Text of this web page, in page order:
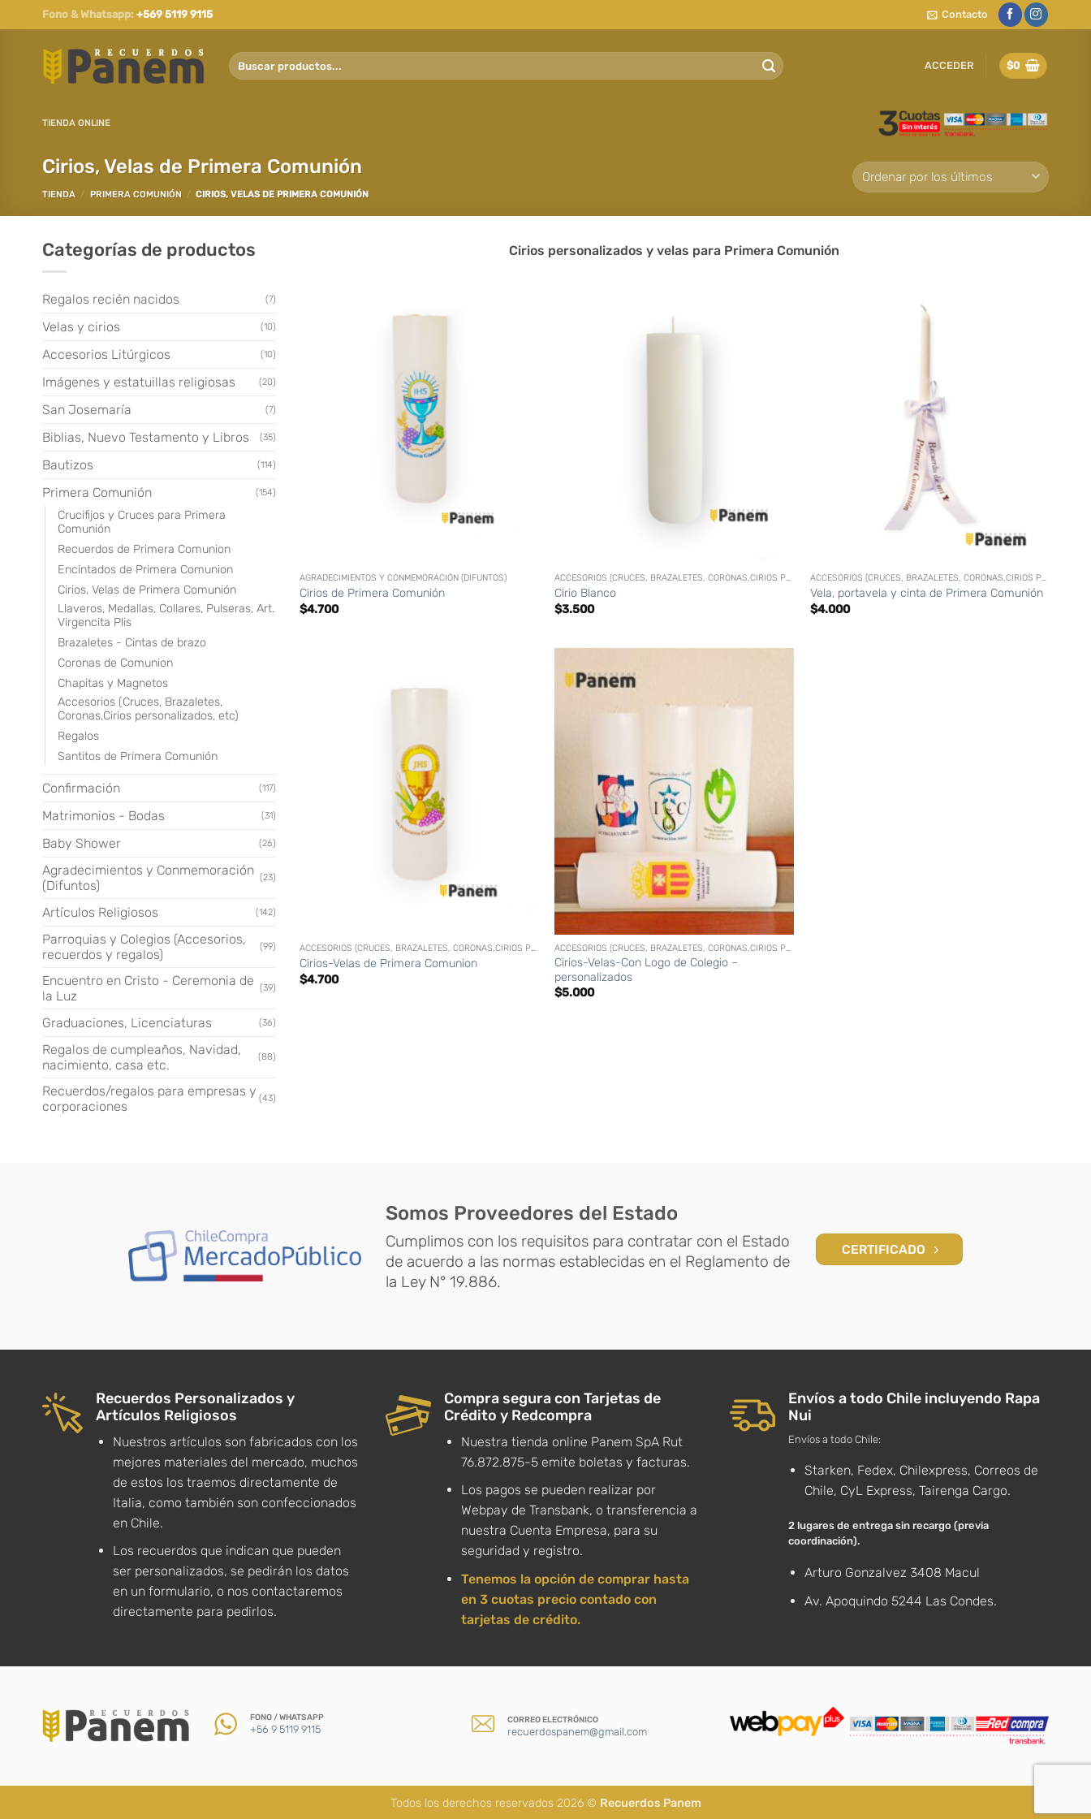
al
contenido
Fono & Whatsapp: +569 5119 9115 Contacto
Buscar
por:
ACCEDER $0
TIENDA ONLINE
Cirios, Velas de Primera Comunión
TIENDA / PRIMERA COMUNIÓN / CIRIOS, VELAS DE PRIMERA COMUNIÓN
Categorías de productos
Regalos recién nacidos (7)
Velas y cirios (10)
Accesorios Litúrgicos (10)
Imágenes y estatuillas religiosas (20)
San Josemaría (7)
Biblias, Nuevo Testamento y Libros (35)
Bautizos (114)
Primera Comunión (154)
Crucifijos y Cruces para Primera
Comunión
Recuerdos de Primera Comunion
Encintados de Primera Comunion
Cirios, Velas de Primera Comunión
Llaveros, Medallas, Collares, Pulseras, Art.
Virgencita Plis
Brazaletes - Cintas de brazo
Coronas de Comunion
Chapitas y Magnetos
Accesorios (Cruces, Brazaletes,
Coronas,Cirios personalizados, etc)
Regalos
Santitos de Primera Comunión
Confirmación (117)
Matrimonios - Bodas (31)
Baby Shower (26)
Agradecimientos y Conmemoración
(Difuntos)
(23)
Artículos Religiosos (142)
Parroquias y Colegios (Accesorios,
recuerdos y regalos)
(99)
Encuentro en Cristo - Ceremonia de
la Luz
(39)
Graduaciones, Licenciaturas (36)
Regalos de cumpleaños, Navidad,
nacimiento, casa etc.
(88)
Recuerdos/regalos para empresas y
corporaciones
(43)
Cirios personalizados y velas para Primera Comunión
AGRADECIMIENTOS Y CONMEMORACIÓN (DIFUNTOS)
Cirios de Primera Comunión
$4.700
ACCESORIOS (CRUCES, BRAZALETES, CORONAS,CIRIOS PERSONALIZADOS, ETC)
Cirio Blanco
$3.500
ACCESORIOS (CRUCES, BRAZALETES, CORONAS,CIRIOS PERSONALIZADOS, ETC)
Vela, portavela y cinta de Primera Comunión
$4.000
ACCESORIOS (CRUCES, BRAZALETES, CORONAS,CIRIOS PERSONALIZADOS, ETC)
Cirios-Velas de Primera Comunion
$4.700
ACCESORIOS (CRUCES, BRAZALETES, CORONAS,CIRIOS PERSONALIZADOS, ETC)
Cirios-Velas-Con Logo de Colegio –
personalizados
$5.000
Somos Proveedores del Estado
Cumplimos con los requisitos para contratar con el Estado
de acuerdo a las normas establecidas en el Reglamento de
la Ley N° 19.886.
CERTIFICADO
Recuerdos Personalizados y
Artículos Religiosos
Nuestros artículos son fabricados con los
mejores materiales del mercado, muchos
de estos los traemos directamente de
Italia, como también son confeccionados
en Chile.
Los recuerdos que indican que pueden
ser personalizados, se pedirán los datos
en un formulario, o nos contactaremos
directamente para pedirlos.
Compra segura con Tarjetas de
Crédito y Redcompra
Nuestra tienda online Panem SpA Rut
76.872.875-5 emite boletas y facturas.
Los pagos se pueden realizar por
Webpay de Transbank, o transferencia a
nuestra Cuenta Empresa, para su
seguridad y registro.
Tenemos la opción de comprar hasta
en 3 cuotas precio contado con
tarjetas de crédito.
Envíos a todo Chile incluyendo Rapa
Nui
Envíos a todo Chile:
Starken, Fedex, Chilexpress, Correos de
Chile, CyL Express, Tairenga Cargo.
2 lugares de entrega sin recargo (previa
coordinación).
Arturo Gonzalvez 3408 Macul
Av. Apoquindo 5244 Las Condes.
FONO / WHATSAPP
+56 9 5119 9115
CORREO ELECTRÓNICO
recuerdospanem@gmail.com
Todos los derechos reservados 2026 © Recuerdos Panem